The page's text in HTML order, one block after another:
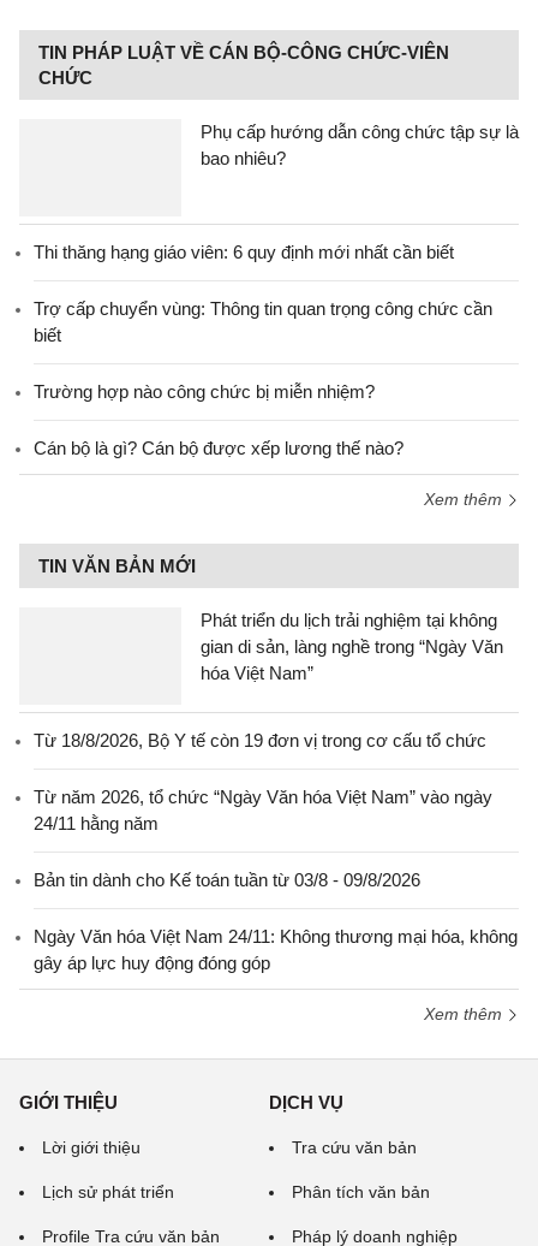
TIN PHÁP LUẬT VỀ CÁN BỘ-CÔNG CHỨC-VIÊN
CHỨC
Phụ cấp hướng dẫn công chức tập sự là
bao nhiêu?
Thi thăng hạng giáo viên: 6 quy định mới nhất cần biết
Trợ cấp chuyển vùng: Thông tin quan trọng công chức cần
biết
Trường hợp nào công chức bị miễn nhiệm?
Cán bộ là gì? Cán bộ được xếp lương thế nào?
Xem thêm
TIN VĂN BẢN MỚI
Phát triển du lịch trải nghiệm tại không
gian di sản, làng nghề trong “Ngày Văn
hóa Việt Nam”
Từ 18/8/2026, Bộ Y tế còn 19 đơn vị trong cơ cấu tổ chức
Từ năm 2026, tổ chức “Ngày Văn hóa Việt Nam” vào ngày
24/11 hằng năm
Bản tin dành cho Kế toán tuần từ 03/8 - 09/8/2026
Ngày Văn hóa Việt Nam 24/11: Không thương mại hóa, không
gây áp lực huy động đóng góp
Xem thêm
GIỚI THIỆU
Lời giới thiệu
Lịch sử phát triển
Profile Tra cứu văn bản
DỊCH VỤ
Tra cứu văn bản
Phân tích văn bản
Pháp lý doanh nghiệp